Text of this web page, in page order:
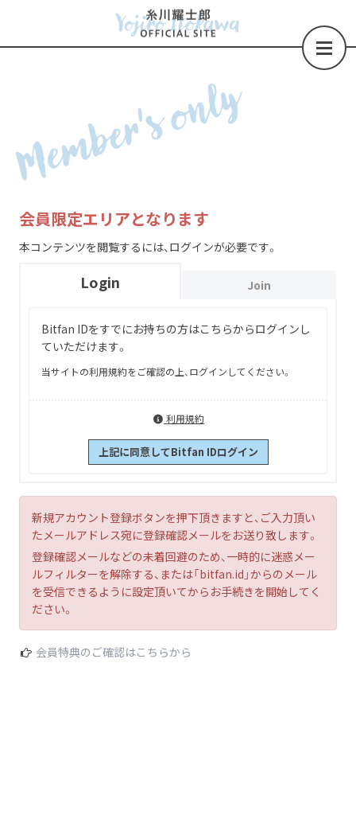
Member's only
会員限定エリアとなります
本コンテンツを閲覧するには、ログインが必要です。
Login Join
Bitfan IDをすでにお持ちの方はこちらからログインし
ていただけます。
当サイトの利用規約をご確認の上、ログインしてください。
利用規約
上記に同意してBitfan IDログイン
新規アカウント登録ボタンを押下頂きますと、ご入力頂い
たメールアドレス宛に登録確認メールをお送り致します。
登録確認メールなどの未着回避のため、一時的に迷惑メー
ルフィルターを解除する、または「bitfan.id」からのメール
を受信できるように設定頂いてからお手続きを開始してく
ださい。
会員特典のご確認はこちらから